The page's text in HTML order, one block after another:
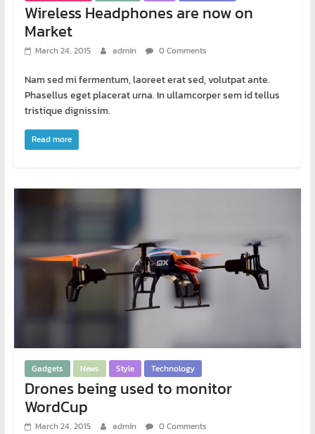
สต์
ราคา
ถูก
รับ
เขียน
โปรแกรม
ตาม
สั่ง
สอน
Wireless Headphones are now on
Market
March 24, 2015 admin 0 Comments
Nam sed mi fermentum, laoreet erat sed, volutpat ante.
Phasellus eget placerat urna. In ullamcorper sem id tellus
tristique dignissim.
Read more
Gadgets News Style Technology
Drones being used to monitor
WordCup
March 24, 2015 admin 0 Comments